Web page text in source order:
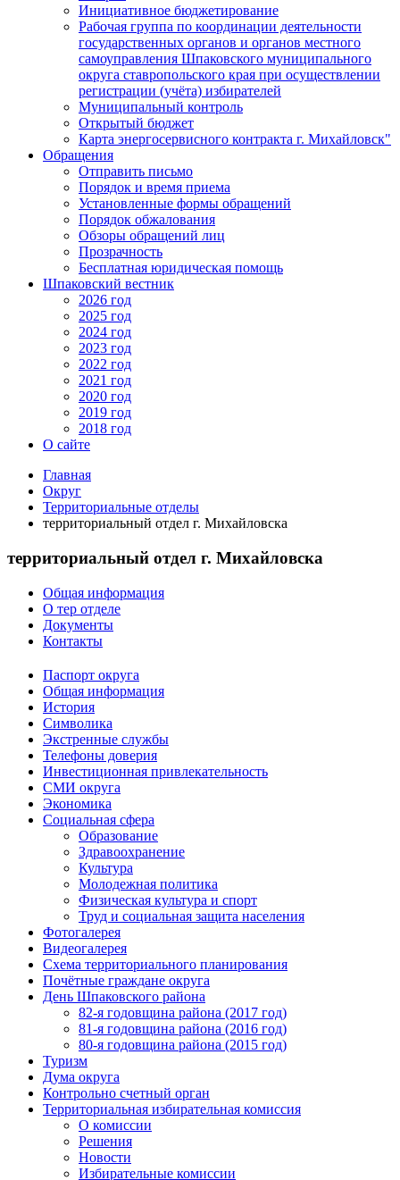
Инициативное бюджетирование
Рабочая группа по координации деятельности
государственных органов и органов местного
самоуправления Шпаковского муниципального
округа ставропольского края при осуществлении
регистрации (учёта) избирателей
Муниципальный контроль
Открытый бюджет
Карта энергосервисного контракта г. Михайловск"
Обращения
Отправить письмо
Порядок и время приема
Установленные формы обращений
Порядок обжалования
Обзоры обращений лиц
Прозрачность
Бесплатная юридическая помощь
Шпаковский вестник
2026 год
2025 год
2024 год
2023 год
2022 год
2021 год
2020 год
2019 год
2018 год
О сайте
Главная
Округ
Территориальные отделы
территориальный отдел г. Михайловска
территориальный отдел г. Михайловска
Общая информация
О тер отделе
Документы
Контакты
Паспорт округа
Общая информация
История
Символика
Экстренные службы
Телефоны доверия
Инвестиционная привлекательность
СМИ округа
Экономика
Социальная сфера
Образование
Здравоохранение
Культура
Молодежная политика
Физическая культура и спорт
Труд и социальная защита населения
Фотогалерея
Видеогалерея
Схема территориального планирования
Почётные граждане округа
День Шпаковского района
82-я годовщина района (2017 год)
81-я годовщина района (2016 год)
80-я годовщина района (2015 год)
Туризм
Дума округа
Контрольно счетный орган
Территориальная избирательная комиссия
О комиссии
Решения
Новости
Избирательные комиссии